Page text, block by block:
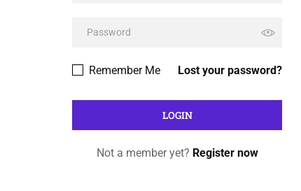
Lost your password?
Remember Me
Not a member yet? Register now